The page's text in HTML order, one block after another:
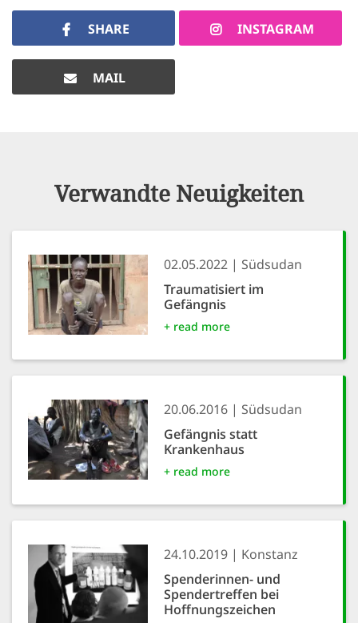
SHARE INSTAGRAM
MAIL
Verwandte Neuigkeiten
02.05.2022
Südsudan
Traumatisiert im
Gefängnis
+ read more
20.06.2016
Südsudan
Gefängnis statt
Krankenhaus
+ read more
24.10.2019
Konstanz
Spenderinnen- und
Spendertreffen bei
Hoffnungszeichen